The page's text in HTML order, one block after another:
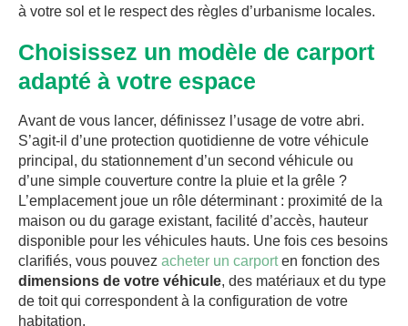
à votre sol et le respect des règles d’urbanisme locales.
Choisissez un modèle de carport
adapté à votre espace
Avant de vous lancer, définissez l’usage de votre abri.
S’agit-il d’une protection quotidienne de votre véhicule
principal, du stationnement d’un second véhicule ou
d’une simple couverture contre la pluie et la grêle ?
L’emplacement joue un rôle déterminant : proximité de la
maison ou du garage existant, facilité d’accès, hauteur
disponible pour les véhicules hauts. Une fois ces besoins
clarifiés, vous pouvez acheter un carporten fonction des
dimensions de votre véhicule, des matériaux et du type
de toit qui correspondent à la configuration de votre
habitation.